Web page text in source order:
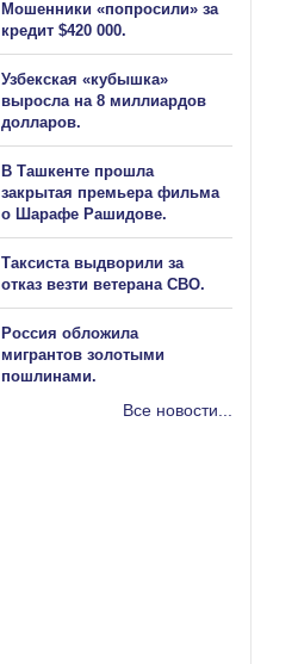
Мошенники «попросили» за
кредит $420 000.
Узбекская «кубышка»
выросла на 8 миллиардов
долларов.
В Ташкенте прошла
закрытая премьера фильма
о Шарафе Рашидове.
Таксиста выдворили за
отказ везти ветерана СВО.
Россия обложила
мигрантов золотыми
пошлинами.
Все новости...